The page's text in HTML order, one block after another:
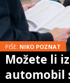
PIŠE: NIKO POZNAT
Možete li
automobil